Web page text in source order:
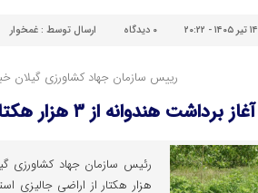
۱۴ تیر ۱۴۰۵ - ۲۰:۲۲ ۰ دیدگاه ارسال توسط : غمخوار
رییس سازمان جهاد کشاورزی گیلان
آغاز برداشت هندوانه از ۳ هزار هکتار اراضی گیلان
هزار هکتار از اراضی